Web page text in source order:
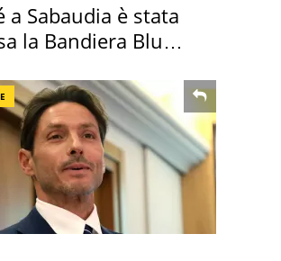
a Sabaudia è stata
la Bandiera Blu